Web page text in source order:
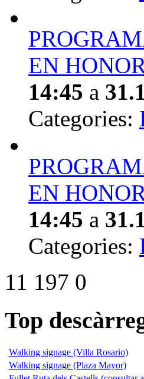
EN
14:45 a
Categories:
EN
14:45 a
Categories:
11 197 0
Top
Walking signage (Villa Rosario)
Walking signage (Plaza Mayor)